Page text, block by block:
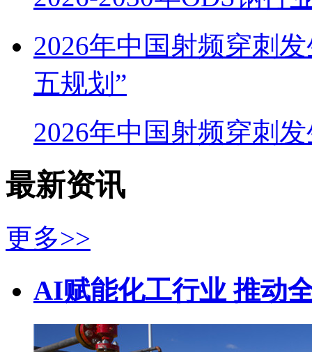
2026年中国射频穿刺
五规划”
2026年中国射频穿刺
最新资讯
更多>>
AI赋能化工行业 推动